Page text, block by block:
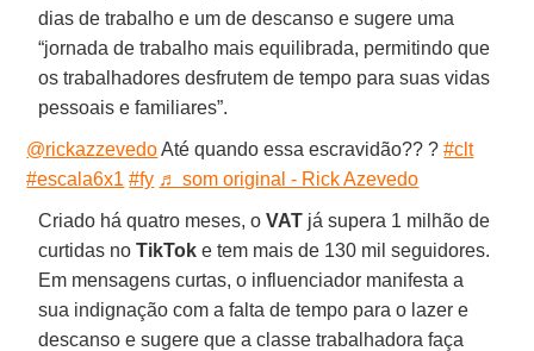
dias de trabalho e um de descanso e sugere uma
“jornada de trabalho mais equilibrada, permitindo que
os trabalhadores desfrutem de tempo para suas vidas
pessoais e familiares”.
@rickazzevedoAté quando essa escravidão?? ?#clt
#escala6x1 #fy ♬ som original - Rick Azevedo
Criado há quatro meses, oVAT já supera 1 milhão de
curtidas noTikTok e tem mais de 130 mil seguidores.
Em mensagens curtas, o influenciador manifesta a
sua indignação com a falta de tempo para o lazer e
descanso e sugere que a classe trabalhadora faça